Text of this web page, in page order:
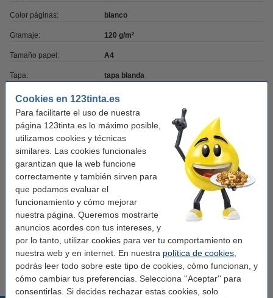
Cookies en 123tinta.es
Para facilitarte el uso de nuestra
página 123tinta.es lo máximo posible,
utilizamos cookies y técnicas
similares. Las cookies funcionales
garantizan que la web funcione
correctamente y también sirven para
que podamos evaluar el
funcionamiento y cómo mejorar
nuestra página. Queremos mostrarte
anuncios acordes con tus intereses, y
por lo tanto, utilizar cookies para ver tu comportamiento en
nuestra web y en internet. En nuestra política de cookies
podrás leer todo sobre este tipo de cookies, cómo funcionan, y
cómo cambiar tus preferencias. Selecciona ''Aceptar'' para
consentirlas. Si decides rechazar estas cookies, solo
Color páginas: blanco
Gramaje: 120 g/m²
Tamaño papel: A4
Tapa: tapa blanda
Cantidad: 20 hojas
Encuadernación: pegado
Núm. de item: 260083
Consejo: compra
0,95 €
123tinta Goma de borrar